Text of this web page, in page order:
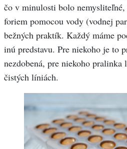
čo v minulosti bolo
foriem pomocou vody (vodnej
bežných praktík. Každý máme
inú predstavu. Pre niekoho je to
nezdobená, pre niekoho
čistých líniách.